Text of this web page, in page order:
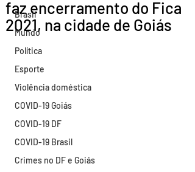
Brasil
Mundo
Política
Esporte
Violência doméstica
COVID-19 Goiás
COVID-19 DF
COVID-19 Brasil
Crimes no DF e Goiás
faz encerramento do Fica
2021, na cidade de Goiás